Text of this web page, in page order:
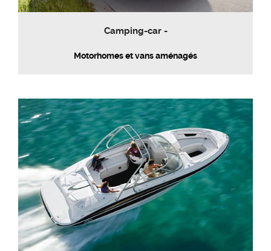
Camping-car -
Motorhomes et vans aménagés